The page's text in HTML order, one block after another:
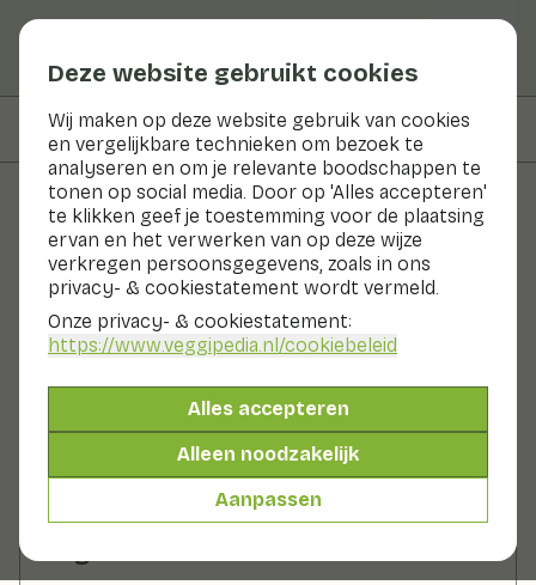
Deze website gebruikt cookies
Wij maken op deze website gebruik van cookies
en vergelijkbare technieken om bezoek te
analyseren en om je relevante boodschappen te
tonen op social media. Door op 'Alles accepteren'
te klikken geef je toestemming voor de plaatsing
ervan en het verwerken van op deze wijze
verkregen persoonsgegevens, zoals in ons
privacy- & cookiestatement wordt vermeld.
Onze privacy- & cookiestatement:
https://www.veggipedia.nl/cookiebeleid
Alles accepteren
Alleen noodzakelijk
Aanpassen
Op deze pagina Bereidingswijze
Recepten
Smoothie met Kalettes® en
bosbessen
15gr groenten p.p.& 65gr fruit p.p.